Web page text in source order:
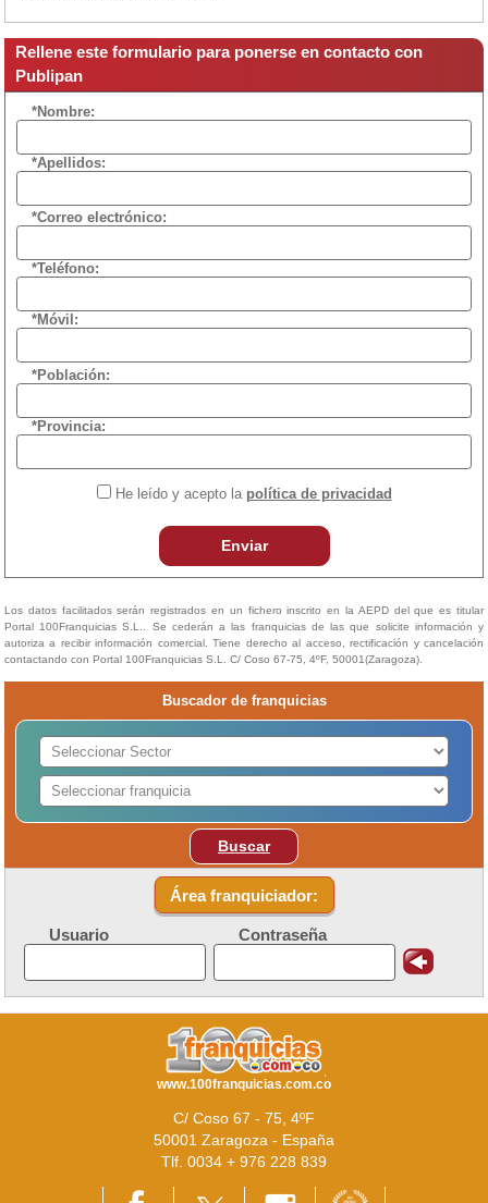
Rellene este formulario para ponerse en contacto con
Publipan
*Nombre:
*Apellidos:
*Correo electrónico:
*Teléfono:
*Móvil:
*Población:
*Provincia:
He leído y acepto la política de privacidad
Enviar
Los datos facilitados serán registrados en un fichero inscrito en la AEPD del que es titular
Portal 100Franquicias S.L.. Se cederán a las franquicias de las que solicite información y
autoriza a recibir información comercial. Tiene derecho al acceso, rectificación y cancelación
contactando con Portal 100Franquicias S.L. C/ Coso 67-75, 4ºF, 50001(Zaragoza).
Buscador de franquicias
Buscar
Área franquiciador:
Usuario Contraseña
www.100franquicias.com.co
C/ Coso 67 - 75, 4ºF
50001 Zaragoza - España
Tlf. 0034 + 976 228 839